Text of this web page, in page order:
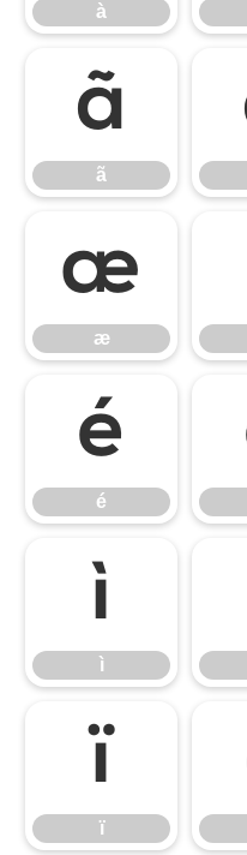
à
ã
ã
æ
æ
é
é
ì
ì
ï
ï